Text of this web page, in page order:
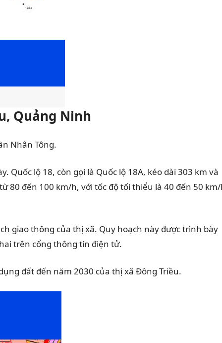
Quảng Ninh
Nhân Tông.
lộ 18, còn gọi là Quốc lộ 18A, kéo dài 303 km và
80 đến 100 km/h, với tốc độ tối thiểu là 40 đến 50
giao thông của thị xã. Quy hoạch này được trình bày
trên cổng thông tin điện tử.
đất đến năm 2030 của thị xã Đông Triều.